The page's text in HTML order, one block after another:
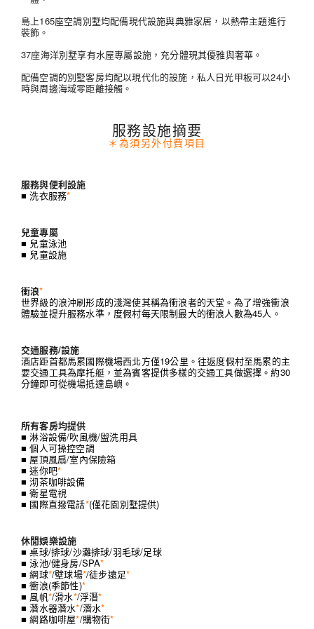
島上165座空調別墅均配備現代設施與典雅家居，以熱帶主題進行
裝飾。
37座海洋別墅享有水屋專屬設施，充分體現其優雅與奢華。
配備空調的別墅客房均配以現代化的設施，私人日光甲板可以24小
時與周邊海域零距離接觸。
服務設施摘要
＊為須另外付費項目
服務與便利設施
■ 洗衣服務*
兒童專屬
■ 兒童泳池
■ 兒童設施
衝浪*
世界級的浪沖刷形成的淺灣使其稱為衝浪者的天堂。為了增強衝浪
體驗並提升服務水準，度假村每天限制最大的衝浪人數為45人。
交通服務/設施
酒店距首都馬累國際機場西北方僅19公里。往返度假村至馬累的主
要交通工具為摩托艇，並為賓客提供多樣的交通工具做選擇。約30
分鐘即可從機場抵達島嶼。
所有客房均提供
■ 淋浴設備/吹風機/盥洗用具
■ 個人可操控空調
■ 屋頂風扇/室內保險箱
■ 迷你吧*
■ 沏茶咖啡設備
■ 衛星電視
■ 國際直撥電話*(僅花園別墅提供)
休閒娛樂設施
■ 桌球/排球/沙灘排球/羽毛球/足球
■ 泳池/健身房/SPA*
■ 網球*/壁球場*/徒步遠足*
■ 衝浪(季節性)*
■ 風帆*/滑水*/浮潛*
■ 潛水器潛水*/潛水*
■ 網路咖啡屋*/購物街*